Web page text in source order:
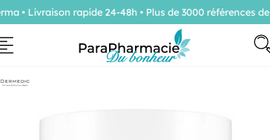
• Livraison rapide 24-48h • Plus de 3000 références de